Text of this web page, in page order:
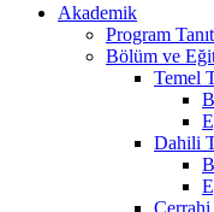
Akademik
Program
Bölüm ve
Temel
Dahili